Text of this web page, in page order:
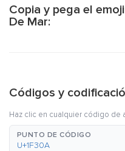
Copia y pega el
De Mar:
Códigos y
Haz clic en cualquier código de
PUNTO DE CÓDIGO
U+1F30A